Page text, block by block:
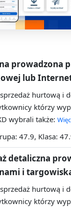
prowadzona
lub
hurtową i
którzy
wybrali także:
47.9, Klasa:
detaliczna
i
hurtową i
którzy